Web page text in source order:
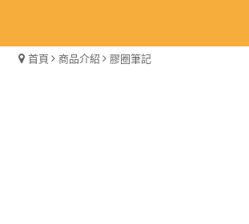
首頁 商品介紹 膠圈筆記